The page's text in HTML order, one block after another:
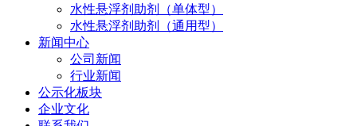
水性悬浮剂助剂（单体型）
水性悬浮剂助剂（通用型）
新闻中心
公司新闻
行业新闻
公示化板块
企业文化